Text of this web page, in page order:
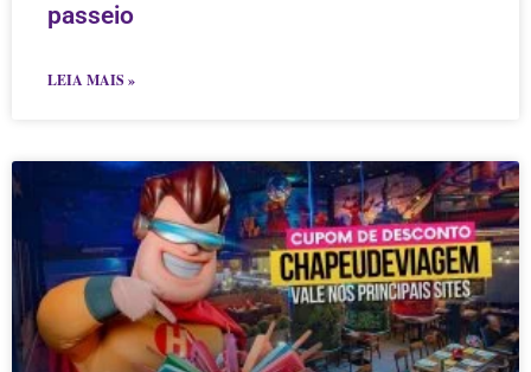
passeio
LEIA MAIS »